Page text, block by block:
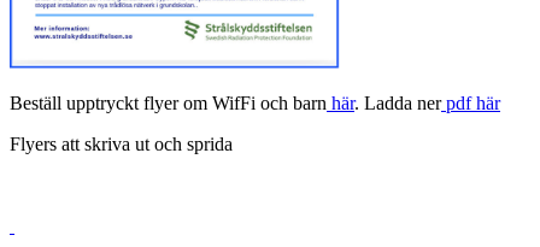
Beställ upptryckt flyer om WifFi och barn här. Ladda nerpdf här
Flyers att skriva ut och sprida